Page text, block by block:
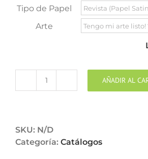
Tipo de Papel
Arte
Catálogos
AÑADIR AL
SKU: N/D
Categoría: Catálogos